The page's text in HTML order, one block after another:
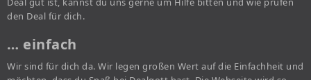
den Deal für dich.
… einfach
Wir sind für dich da. Wir legen großen Wert auf die Einfachheit und